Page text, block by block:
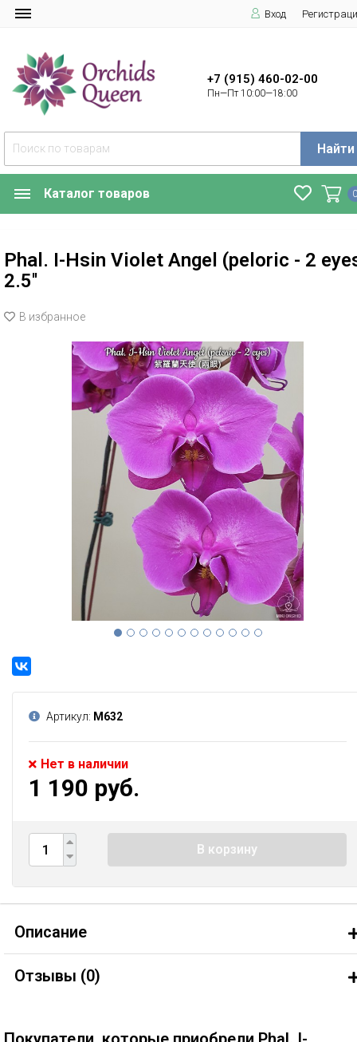
Вход
+7 (915) 460-02-00
Пн—Пт 10:00—18:00
Найти
Каталог товаров
Phal. I-Hsin Violet Angel (peloric - 2
2.5''
В избранное
Артикул: М632
Нет в наличии
1 190 руб.
В корзину
Описание
Отзывы (0)